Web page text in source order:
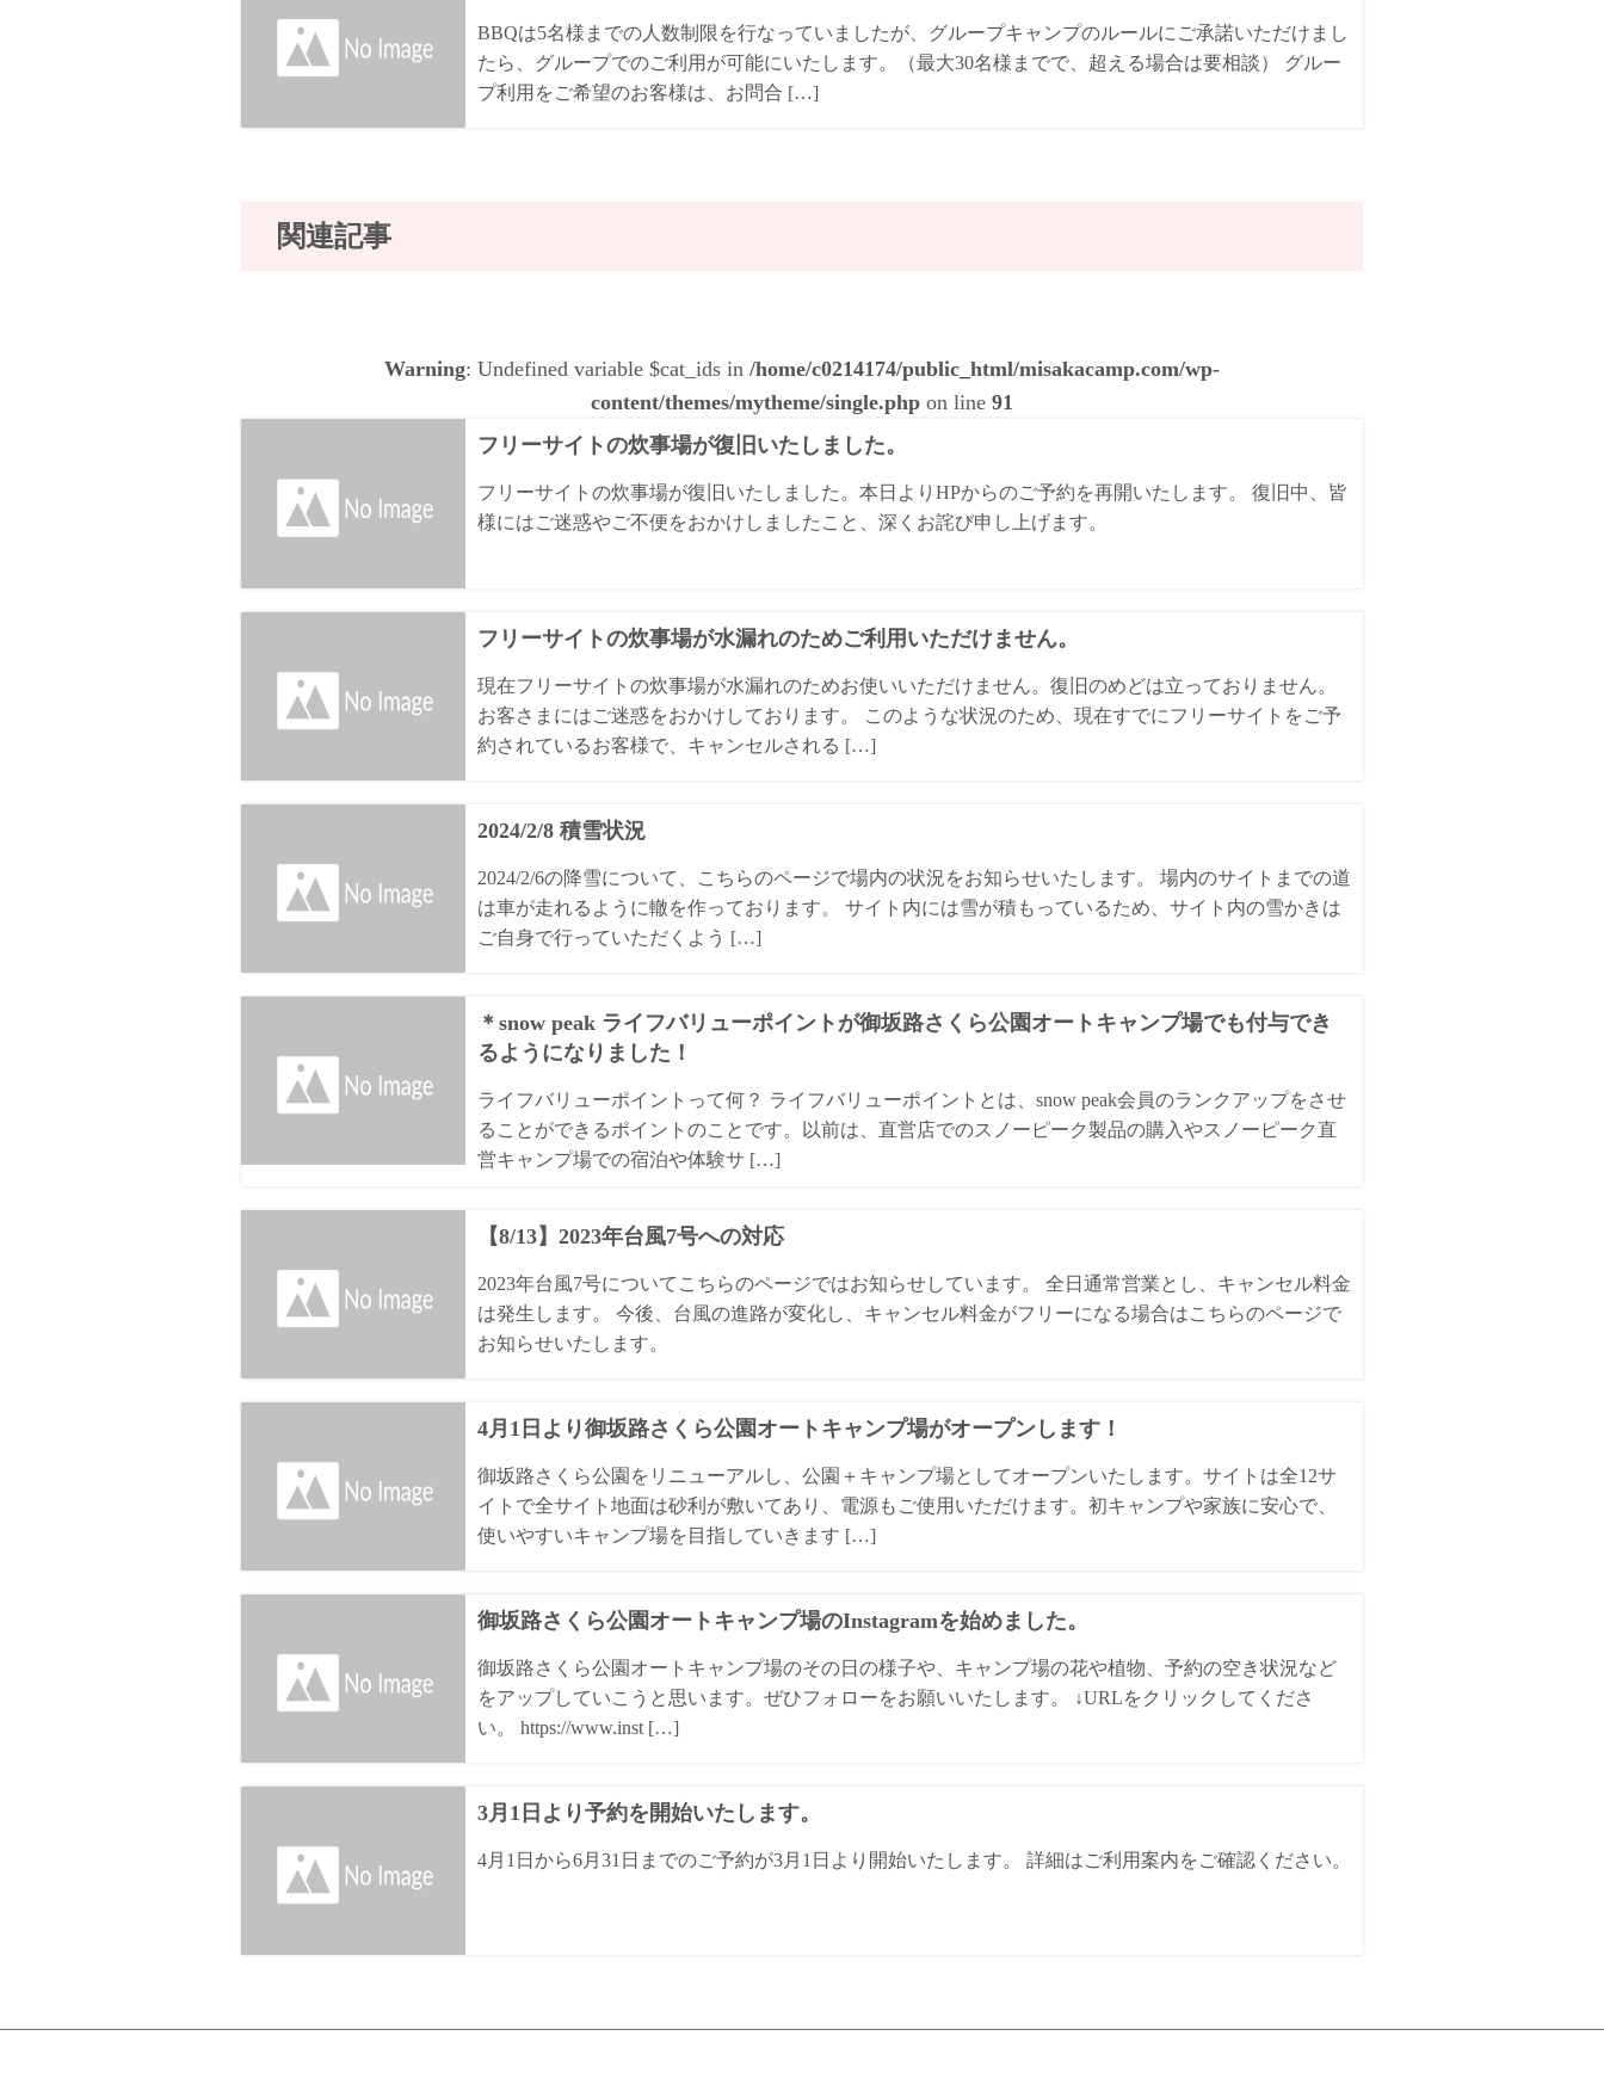
BBQは5名様までの人数制限を行なっていましたが、グループキャンプのルールにご承諾いただけまし
たら、グループでのご利用が可能にいたします。（最大30名様までで、超える場合は要相談） グルー
プ利用をご希望のお客様は、お問合 […]
関連記事
Warning: Undefined variable $cat_ids in /home/c0214174/public_html/misakacamp.com/wp-
content/themes/mytheme/single.phpon line 91
フリーサイトの炊事場が復旧いたしました。
フリーサイトの炊事場が復旧いたしました。本日よりHPからのご予約を再開いたします。 復旧中、皆
様にはご迷惑やご不便をおかけしましたこと、深くお詫び申し上げます。
フリーサイトの炊事場が水漏れのためご利用いただけません。
現在フリーサイトの炊事場が水漏れのためお使いいただけません。復旧のめどは立っておりません。
お客さまにはご迷惑をおかけしております。 このような状況のため、現在すでにフリーサイトをご予
約されているお客様で、キャンセルされる […]
2024/2/8 積雪状況
2024/2/6の降雪について、こちらのページで場内の状況をお知らせいたします。 場内のサイトまでの道
は車が走れるように轍を作っております。 サイト内には雪が積もっているため、サイト内の雪かきは
ご自身で行っていただくよう […]
＊snow peak ライフバリューポイントが御坂路さくら公園オートキャンプ場でも付与でき
るようになりました！
ライフバリューポイントって何？ ライフバリューポイントとは、snow peak会員のランクアップをさせ
ることができるポイントのことです。以前は、直営店でのスノーピーク製品の購入やスノーピーク直
営キャンプ場での宿泊や体験サ […]
【8/13】2023年台風7号への対応
2023年台風7号についてこちらのページではお知らせしています。 全日通常営業とし、キャンセル料金
は発生します。 今後、台風の進路が変化し、キャンセル料金がフリーになる場合はこちらのページで
お知らせいたします。
4月1日より御坂路さくら公園オートキャンプ場がオープンします！
御坂路さくら公園をリニューアルし、公園＋キャンプ場としてオープンいたします。サイトは全12サ
イトで全サイト地面は砂利が敷いてあり、電源もご使用いただけます。初キャンプや家族に安心で、
使いやすいキャンプ場を目指していきます […]
御坂路さくら公園オートキャンプ場のInstagramを始めました。
御坂路さくら公園オートキャンプ場のその日の様子や、キャンプ場の花や植物、予約の空き状況など
をアップしていこうと思います。ぜひフォローをお願いいたします。 ↓URLをクリックしてくださ
い。 https://www.inst […]
3月1日より予約を開始いたします。
4月1日から6月31日までのご予約が3月1日より開始いたします。 詳細はご利用案内をご確認ください。